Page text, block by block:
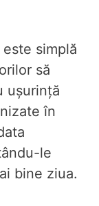
simplă
să
ușurință
în
le
bine ziua.